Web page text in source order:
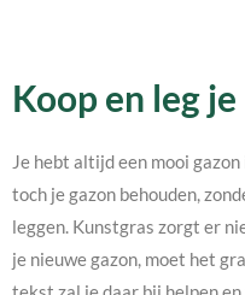
Koop en leg
Je hebt altijd een mooi
toch je gazon behouden,
leggen. Kunstgras zorgt er
je nieuwe gazon, moet het